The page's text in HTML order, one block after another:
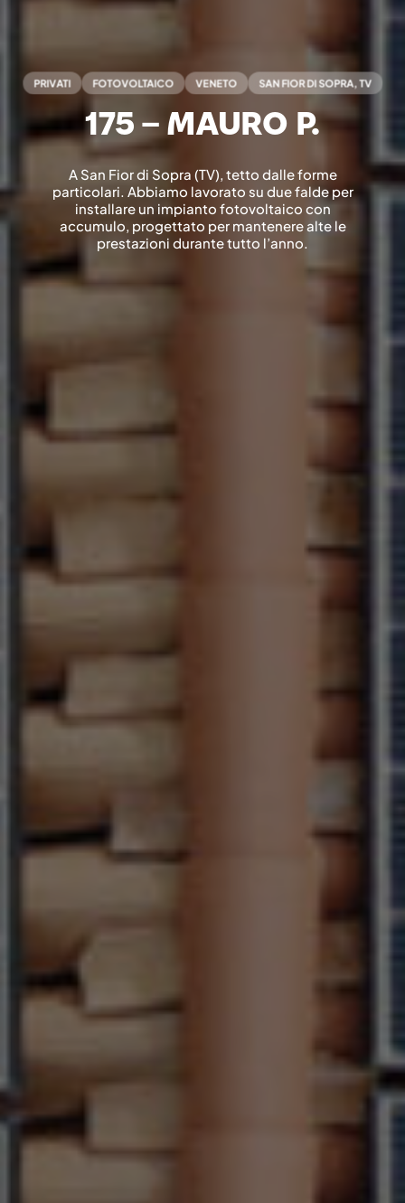
PRIVATI FOTOVOLTAICO VENETO SAN FIOR DI SOPRA, TV
175 – MAURO P.
A San Fior di Sopra (TV), tetto dalle forme
particolari. Abbiamo lavorato su due falde per
installare un impianto fotovoltaico con
accumulo, progettato per mantenere alte le
prestazioni durante tutto l’anno.